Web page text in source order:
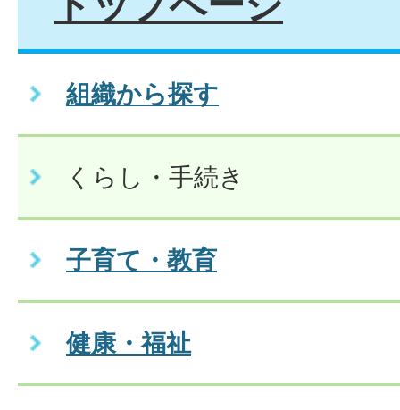
組織から探す
くらし・手続き
子育て・教育
健康・福祉